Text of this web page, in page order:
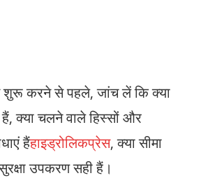
शुरू करने से पहले, जांच लें कि क्या
क्या चलने वाले हिस्सों और
हैंहाइड्रोलिकप्रेस, क्या सीमा
उपकरण सही हैं।